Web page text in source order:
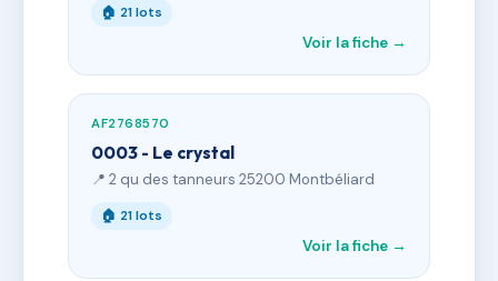
🏠 21 lots
Voir la fiche →
AF2768570
0003 - Le crystal
📍 2 qu des tanneurs 25200 Montbéliard
🏠 21 lots
Voir la fiche →